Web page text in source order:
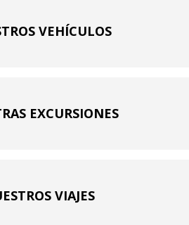
VEHÍCULOS
EXCURSIONES
VIAJES